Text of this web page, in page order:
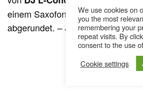
einem Saxofon oder einem
abgerundet.– Simon Huber
We use cookies on
you the most
remembering your
repeat visits. By
consent to the use
Cookie settings